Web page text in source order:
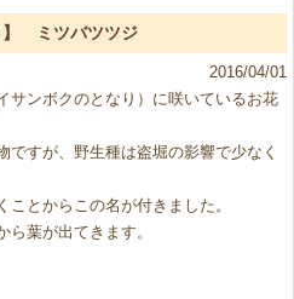
】 ミツバツツジ
2016/04/01
サンボクのとなり）に咲いているお花
ですが、野生種は盗堀の影響で少なく
とからこの名が付きました。
葉が出てきます。